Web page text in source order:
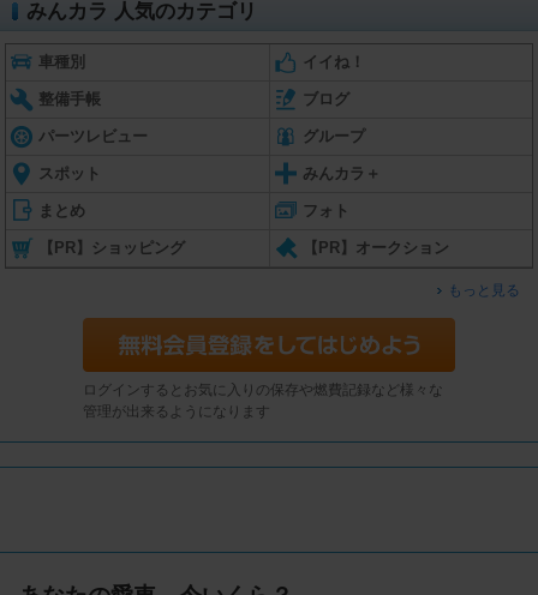
みんカラ 人気のカテゴリ
車種別 イイね！
整備手帳 ブログ
パーツレビュー グループ
スポット みんカラ＋
まとめ フォト
【PR】ショッピング 【PR】オークション
もっと見る
ログインするとお気に入りの保存や燃費記録など様々な
管理が出来るようになります